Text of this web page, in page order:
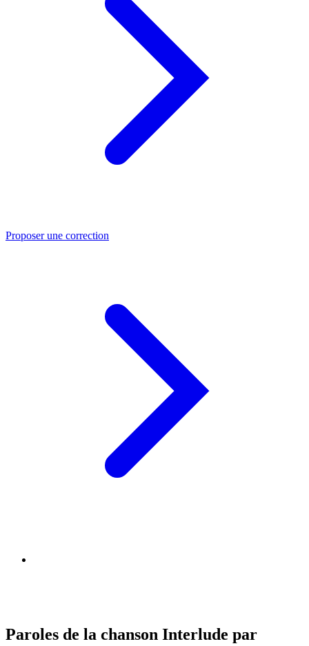
Proposer une correction
Paroles de la chanson Interlude par